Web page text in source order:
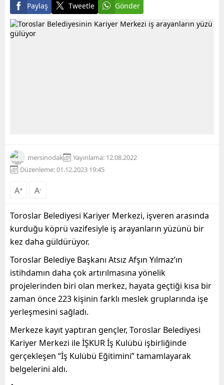
Paylaş Tweetle Gönder
mersinodak
Yayınlama: 12.08.2022
Düzenleme: 01.12.2023 19:45
A+ A-
Toroslar Belediyesi Kariyer Merkezi, işveren arasında
kurduğu köprü vazifesiyle iş arayanların yüzünü bir
kez daha güldürüyor.
Toroslar Belediye Başkanı Atsız Afşın Yılmaz’ın
istihdamın daha çok artırılmasına yönelik
projelerinden biri olan merkez, hayata geçtiği kısa bir
zaman önce 223 kişinin farklı meslek gruplarında işe
yerleşmesini sağladı.
Merkeze kayıt yaptıran gençler, Toroslar Belediyesi
Kariyer Merkezi ile İŞKUR İş Kulübü işbirliğinde
gerçekleşen “İş Kulübü Eğitimini” tamamlayarak
belgelerini aldı.